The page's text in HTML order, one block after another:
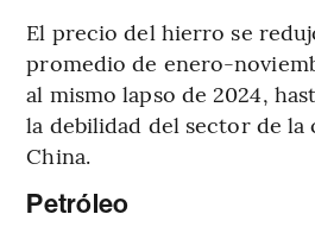
El precio del hierro se
promedio de enero-
al mismo lapso de 2024,
la debilidad del sector de
China.
Petróleo